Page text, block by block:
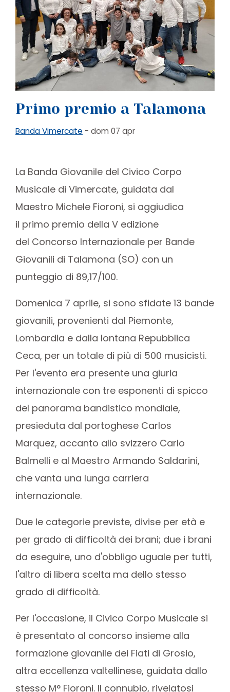
Primo premio a Talamona
Banda Vimercate - dom 07 apr
La Banda Giovanile del Civico Corpo
Musicale di Vimercate, guidata dal
Maestro Michele Fioroni, si aggiudica
il primo premio della V edizione
del Concorso Internazionale per Bande
Giovanili di Talamona (SO) con un
punteggio di 89,17/100.
Domenica 7 aprile, si sono sfidate 13 bande
giovanili, provenienti dal Piemonte,
Lombardia e dalla lontana Repubblica
Ceca, per un totale di più di 500 musicisti.
Per l'evento era presente una giuria
internazionale con tre esponenti di spicco
del panorama bandistico mondiale,
presieduta dal portoghese Carlos
Marquez, accanto allo svizzero Carlo
Balmelli e al Maestro Armando Saldarini,
che vanta una lunga carriera
internazionale.
Due le categorie previste, divise per età e
per grado di difficoltà dei brani; due i brani
da eseguire, uno d'obbligo uguale per tutti,
l'altro di libera scelta ma dello stesso
grado di difficoltà.
Per l'occasione, il Civico Corpo Musicale si
è presentato al concorso insieme alla
formazione giovanile dei Fiati di Grosio,
altra eccellenza valtellinese, guidata dallo
stesso M° Fioroni. Il connubio, rivelatosi